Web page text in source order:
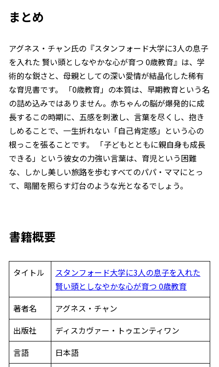
まとめ
アグネス・チャン氏の『スタンフォード大学に3人の息子
を入れた 賢い頭としなやかな心が育つ 0歳教育』は、学
術的な鋭さと、母親としての深い愛情が結晶化した稀有
な育児書です。 「0歳教育」の本質は、早期教育という名
の詰め込みではありません。赤ちゃんの脳が爆発的に成
長するこの時期に、五感を刺激し、言葉を尽くし、抱き
しめることで、一生折れない「自己肯定感」という心の
根っこを張ることです。 「子どもとともに親自身も成長
できる」という彼女の力強い言葉は、育児という困難
な、しかし美しい旅路を歩むすべてのパパ・ママにとっ
て、暗闇を照らす灯台のような光となるでしょう。
書籍概要
タイトル
スタンフォード大学に3人の息子を入れた
賢い頭としなやかな心が育つ 0歳教育
著者名
アグネス・チャン
出版社
ディスカヴァー・トゥエンティワン
言語
日本語